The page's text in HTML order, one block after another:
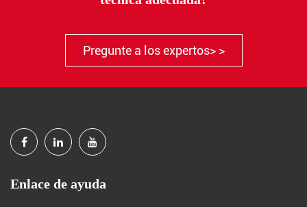
Pregunte a los expertos> >
Enlace de ayuda